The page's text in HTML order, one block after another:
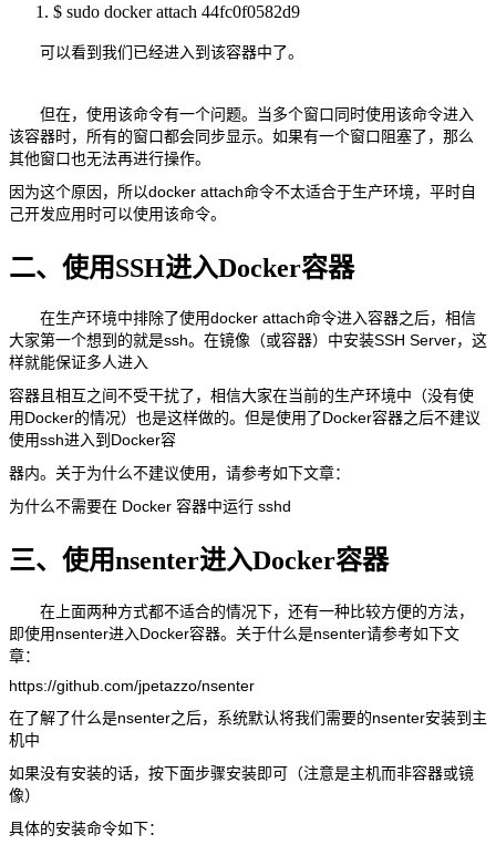
$ sudo docker attach 44fc0f0582d9
可以看到我们已经进入到该容器中了。
但在，使用该命令有一个问题。当多个窗口同时使用该命令进入
该容器时，所有的窗口都会同步显示。如果有一个窗口阻塞了，那么
其他窗口也无法再进行操作。
因为这个原因，所以docker attach命令不太适合于生产环境，平时自
己开发应用时可以使用该命令。
二、使用SSH进入Docker容器
在生产环境中排除了使用docker attach命令进入容器之后，相信
大家第一个想到的就是ssh。在镜像（或容器）中安装SSH Server，这
样就能保证多人进入
容器且相互之间不受干扰了，相信大家在当前的生产环境中（没有使
用Docker的情况）也是这样做的。但是使用了Docker容器之后不建议
使用ssh进入到Docker容
器内。关于为什么不建议使用，请参考如下文章：
为什么不需要在 Docker 容器中运行 sshd
三、使用nsenter进入Docker容器
在上面两种方式都不适合的情况下，还有一种比较方便的方法，
即使用nsenter进入Docker容器。关于什么是nsenter请参考如下文
章：
https://github.com/jpetazzo/nsenter
在了解了什么是nsenter之后，系统默认将我们需要的nsenter安装到主
机中
如果没有安装的话，按下面步骤安装即可（注意是主机而非容器或镜
像）
具体的安装命令如下：